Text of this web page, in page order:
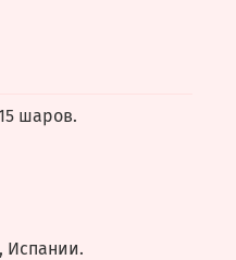
шаров.
Испании.